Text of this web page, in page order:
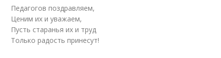
Педагогов поздравляем,
Ценим их и уважаем,
Пусть старанья их и труд
Только радость принесут!